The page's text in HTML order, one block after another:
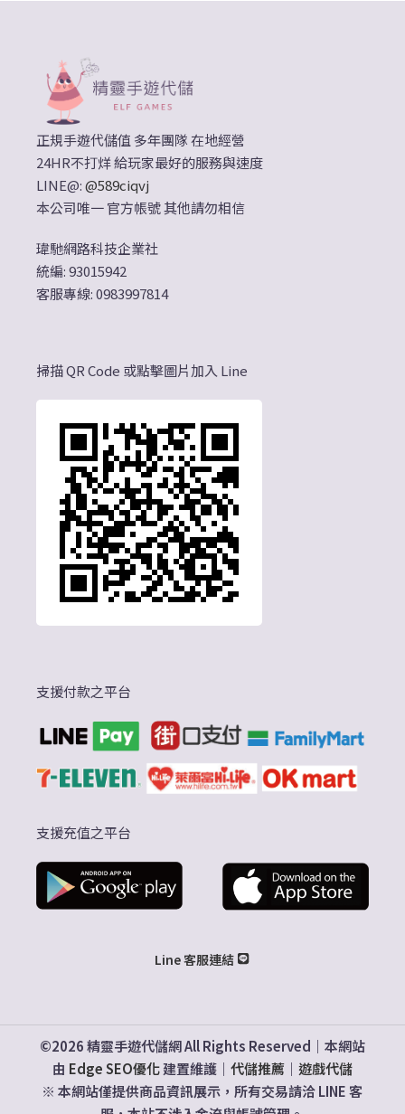
正規手遊代儲值 多年團隊 在地經營
24HR不打烊 給玩家最好的服務與速度
LINE@:@589ciqvj
本公司唯一 官方帳號 其他請勿相信
瑋馳網路科技企業社
統編: 93015942
客服專線: 0983997814
掃描 QR Code 或點擊圖片加入 Line
支援付款之平台
支援充值之平台
Line 客服連結
©2026 精靈手遊代儲網 All Rights Reserved｜本網站
由 Edge SEO優化建置維護｜ 代儲推薦｜ 遊戲代儲
※ 本網站僅提供商品資訊展示，所有交易請洽 LINE 客